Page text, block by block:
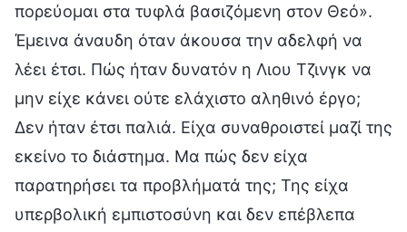
πορεύομαι στα τυφλά βασιζόμενη στον Θεό».
Έμεινα άναυδη όταν άκουσα την αδελφή να
λέει έτσι. Πώς ήταν δυνατόν η Λιου Τζινγκ να
μην είχε κάνει ούτε ελάχιστο αληθινό έργο;
Δεν ήταν έτσι παλιά. Είχα συναθροιστεί μαζί της
εκείνο το διάστημα. Μα πώς δεν είχα
παρατηρήσει τα προβλήματά της; Της είχα
υπερβολική εμπιστοσύνη και δεν επέβλεπα